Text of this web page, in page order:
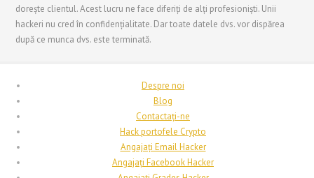
dorește clientul. Acest lucru ne face diferiți de alți profesioniști. Unii
hackeri nu cred în confidențialitate. Dar toate datele dvs. vor dispărea
după ce munca dvs. este terminată.
Despre noi
Blog
Contactați-ne
Hack portofele Crypto
Angajați Email Hacker
Angajați Facebook Hacker
Deutsch (Österreich)
Deutsch (Schweiz)
Español
فارسی
Français de Belgique